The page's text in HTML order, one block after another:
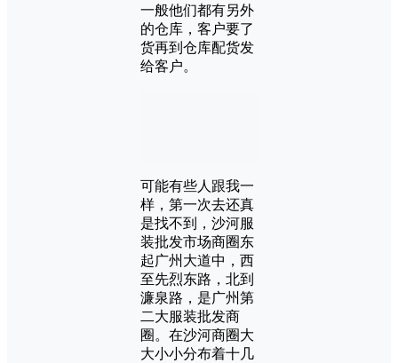
一般他们都有另外
的仓库，客户要了
货再到仓库配货发
给客户。
可能有些人跟我一
样，第一次去还真
是找不到，沙河服
装批发市场商圈东
起广州大道中，西
至先烈东路，北到
濂泉路，是广州第
二大服装批发商
圈。在沙河商圈大
大小小分布着十几